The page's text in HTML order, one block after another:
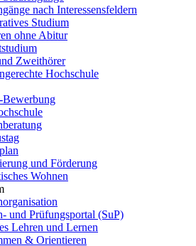
nach Interessensfeldern
Studium
ohne Abitur
Zweithörer
Hochschule
und Förderung
Wohnen
und Prüfungsportal (SuP)
Lehren und Lernen
& Orientieren